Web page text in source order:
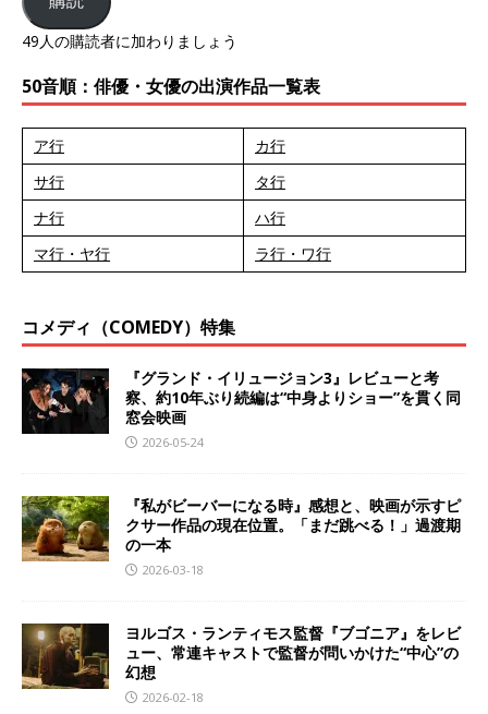
49人の購読者に加わりましょう
50音順：俳優・女優の出演作品一覧表
ア行
カ行
サ行
タ行
ナ行
ハ行
マ行・ヤ行
ラ行・ワ行
コメディ（COMEDY）特集
『グランド・イリュージョン3』レビューと考
察、約10年ぶり続編は“中身よりショー”を貫く同
窓会映画
2026-05-24
『私がビーバーになる時』感想と、映画が示すピ
クサー作品の現在位置。「まだ跳べる！」過渡期
の一本
2026-03-18
ヨルゴス・ランティモス監督『ブゴニア』をレビ
ュー、常連キャストで監督が問いかけた“中心”の
幻想
2026-02-18